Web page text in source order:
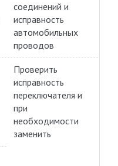
соединений и
исправность
автомобильных
проводов
Проверить
исправность
переключателя и
при
необходимости
заменить